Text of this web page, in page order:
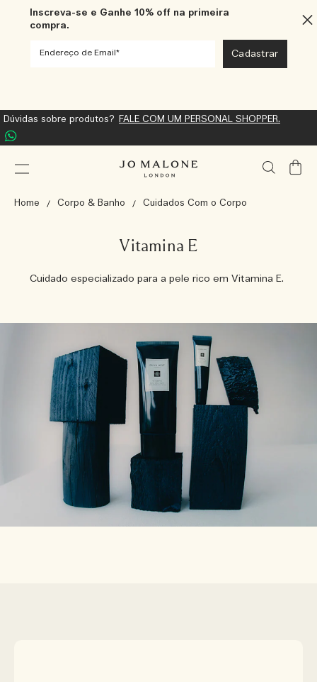
Inscreva-se e Ganhe 10% off na primeira
compra.
Dúvidas sobre produtos? FALE COM UM PERSONAL SHOPPER.
Meu
Home
Corpo & Banho Cuidados Com o Corpo
Vitamina E
Cuidado especializado para a pele rico em Vitamina E.